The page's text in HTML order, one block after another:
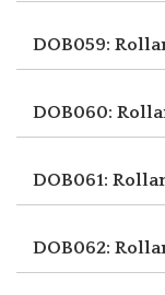
DOB059:
DOB060:
DOB061:
DOB062: